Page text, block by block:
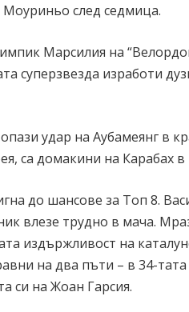
след седмица.
Марсилия на
суперзвезда изработи
удар на Аубамеянг в
са домакини на Карабах в
до шансове за Топ 8.
влезе трудно в мача.
издържливост на
на два пъти – в 34-
си на Жоан Гарсия.